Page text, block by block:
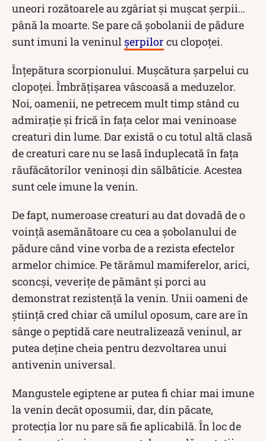
uneori rozătoarele au zgâriat și mușcat șerpii…
până la moarte. Se pare că șobolanii de pădure
sunt imuni la veninul șerpilor cu clopoței.
Înțepătura scorpionului. Mușcătura șarpelui cu
clopoței. Îmbrățișarea vâscoasă a meduzelor.
Noi, oamenii, ne petrecem mult timp stând cu
admirație și frică în fața celor mai veninoase
creaturi din lume. Dar există o cu totul altă clasă
de creaturi care nu se lasă înduplecată în fața
răufăcătorilor veninoși din sălbăticie. Acestea
sunt cele imune la venin.
De fapt, numeroase creaturi au dat dovadă de o
voință asemănătoare cu cea a șobolanului de
pădure când vine vorba de a rezista efectelor
armelor chimice. Pe tărâmul mamiferelor, arici,
sconcși, veverițe de pământ și porci au
demonstrat rezistență la venin. Unii oameni de
știință cred chiar că umilul oposum, care are în
sânge o peptidă care neutralizează veninul, ar
putea deține cheia pentru dezvoltarea unui
antivenin universal.
Mangustele egiptene ar putea fi chiar mai imune
la venin decât oposumii, dar, din păcate,
protecția lor nu pare să fie aplicabilă. În loc de